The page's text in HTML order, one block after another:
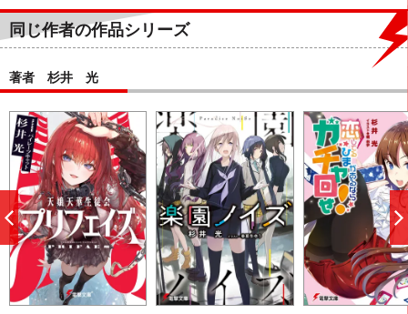
同じ作者の作品シリーズ
著者 杉井 光
前
へ